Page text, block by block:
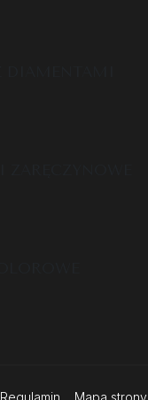
Regulamin Mapa strony